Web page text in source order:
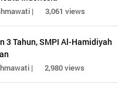
| 3,061 views
3 Tahun, SMPI Al-Hamidiyah
| 2,980 views